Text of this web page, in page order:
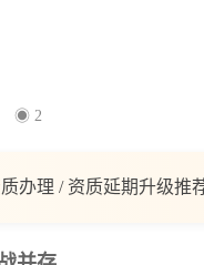
2
办理 / 资质延期升级推